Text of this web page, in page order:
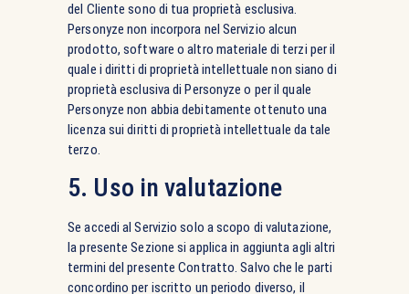
del Cliente sono di tua proprietà esclusiva.
Personyze non incorpora nel Servizio alcun
prodotto, software o altro materiale di terzi per il
quale i diritti di proprietà intellettuale non siano di
proprietà esclusiva di Personyze o per il quale
Personyze non abbia debitamente ottenuto una
licenza sui diritti di proprietà intellettuale da tale
terzo.
5. Uso in valutazione
Se accedi al Servizio solo a scopo di valutazione,
la presente Sezione si applica in aggiunta agli altri
termini del presente Contratto. Salvo che le parti
concordino per iscritto un periodo diverso, il